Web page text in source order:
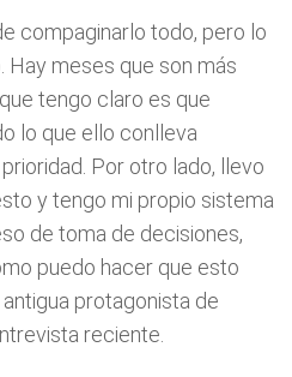
compaginarlo todo, pero lo
Hay meses que son más
tengo claro es que
lo que ello conlleva
Por otro lado, llevo
y tengo mi propio sistema
de toma de decisiones,
puedo hacer que esto
protagonista de
reciente.